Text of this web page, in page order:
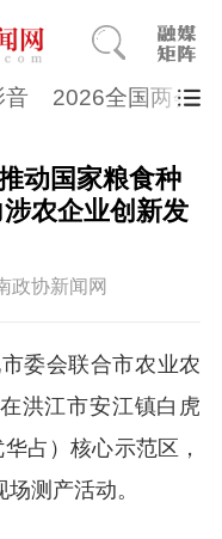
音 2026全国两会
动国家粮食种
农企业创新发
政协新闻网
委会联合市农业农
洪江市安江镇白虎
占）核心示范区，
测产活动。